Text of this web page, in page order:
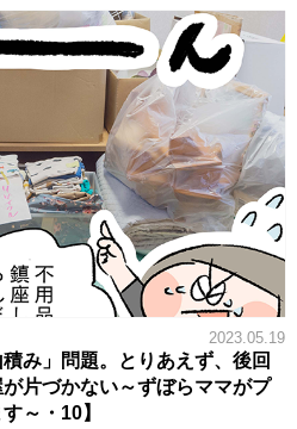
2023.05.19
み」問題。とりあえず、後回
片づかない～ずぼらママがプ
～・10】